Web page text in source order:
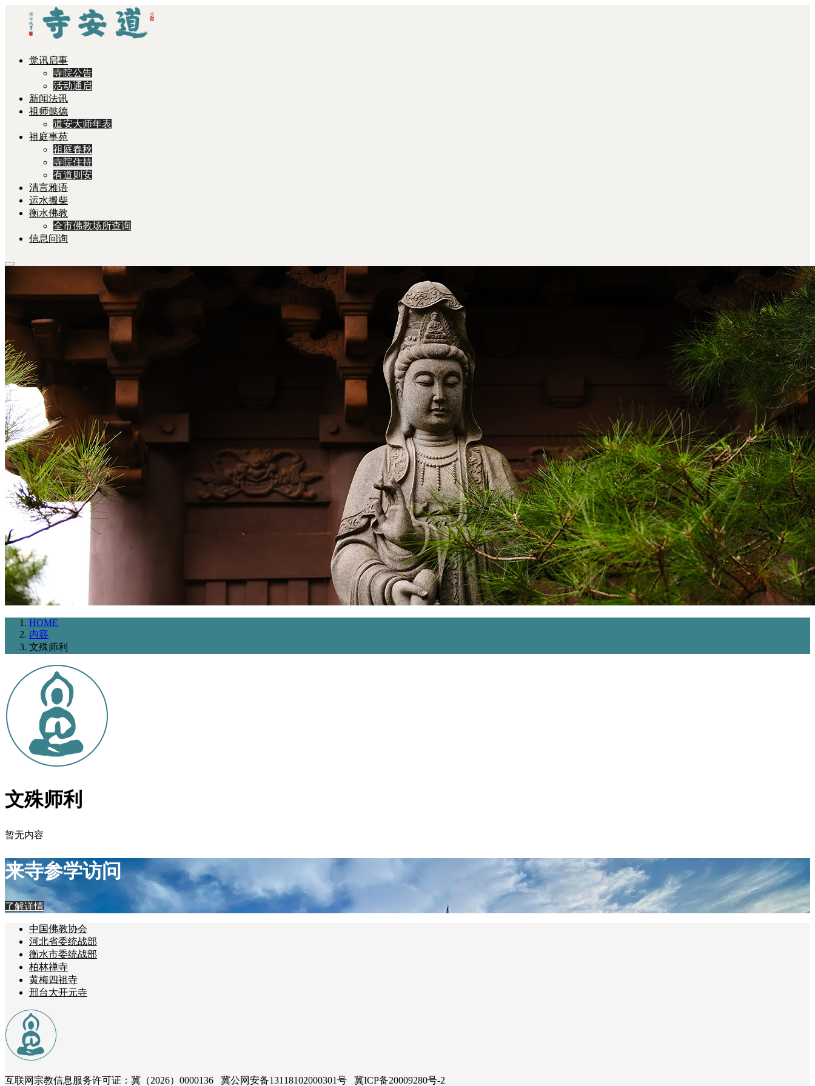
觉讯启事
寺院公告
活动通启
新闻法讯
祖师懿德
道安大师年表
祖庭事苑
祖庭春秋
寺院住持
有道则安
清言雅语
运水搬柴
衡水佛教
全市佛教场所查询
信息问询
HOME
内容
文殊师利
文殊师利
暂无内容
来寺参学访问
了解详情
中国佛教协会
河北省委统战部
衡水市委统战部
柏林禅寺
黄梅四祖寺
邢台大开元寺
互联网宗教信息服务许可证：冀（2026）0000136 冀公网安备13118102000301号 冀ICP备20009280号-2